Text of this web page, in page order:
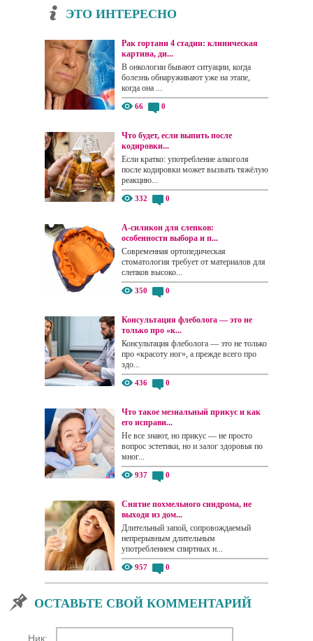
ЭТО ИНТЕРЕСНО
Рак гортани 4 стадии: клиническая
картина, ди...
В онкологии бывают ситуации, когда
болезнь обнаруживают уже на этапе,
когда она ...
66 0
Что будет, если выпить после
кодировки...
Если кратко: употребление алкоголя
после кодировки может вызвать тяжёлую
реакцию...
332 0
А-силикон для слепков:
особенности выбора и п...
Современная ортопедическая
стоматология требует от материалов для
слепков высоко...
350 0
Консультация флеболога — это не
только про «к...
Консультация флеболога — это не только
про «красоту ног», а прежде всего про
здо...
436 0
Что такое мезиальный прикус и как
его исправи...
Не все знают, но прикус — не просто
вопрос эстетики, но и залог здоровья по
мног...
937 0
Снятие похмельного синдрома, не
выходя из дом...
Длительный запой, сопровождаемый
непрерывным длительным
употреблением спиртных н...
957 0
ОСТАВЬТЕ СВОЙ КОММЕНТАРИЙ
Ник: